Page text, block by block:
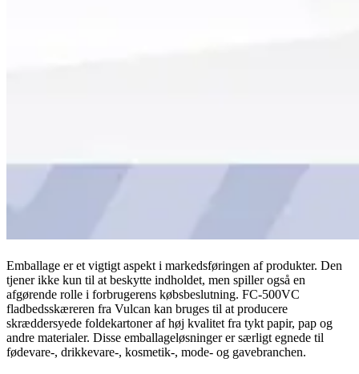
Emballage er et vigtigt aspekt i markedsføringen af produkter. Den
tjener ikke kun til at beskytte indholdet, men spiller også en
afgørende rolle i forbrugerens købsbeslutning. FC-500VC
fladbedsskæreren fra Vulcan kan bruges til at producere
skræddersyede foldekartoner af høj kvalitet fra tykt papir, pap og
andre materialer. Disse emballageløsninger er særligt egnede til
fødevare-, drikkevare-, kosmetik-, mode- og gavebranchen.